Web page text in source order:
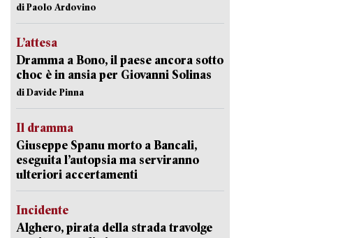
di Paolo Ardovino
L’attesa
Dramma a Bono, il paese ancora sotto
choc è in ansia per Giovanni Solinas
di Davide Pinna
Il dramma
Giuseppe Spanu morto a Bancali,
eseguita l’autopsia ma serviranno
ulteriori accertamenti
Incidente
Alghero, pirata della strada travolge